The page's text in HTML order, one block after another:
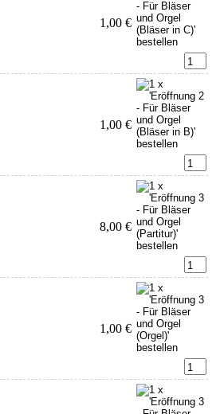
1,00 €
1,00 €
8,00 €
1,00 €